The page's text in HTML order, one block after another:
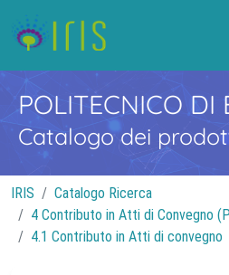
POLITECNICO DI
Catalogo dei
IRIS
Catalogo Ricerca
4 Contributo in Atti di Convegno
4.1 Contributo in Atti di convegno